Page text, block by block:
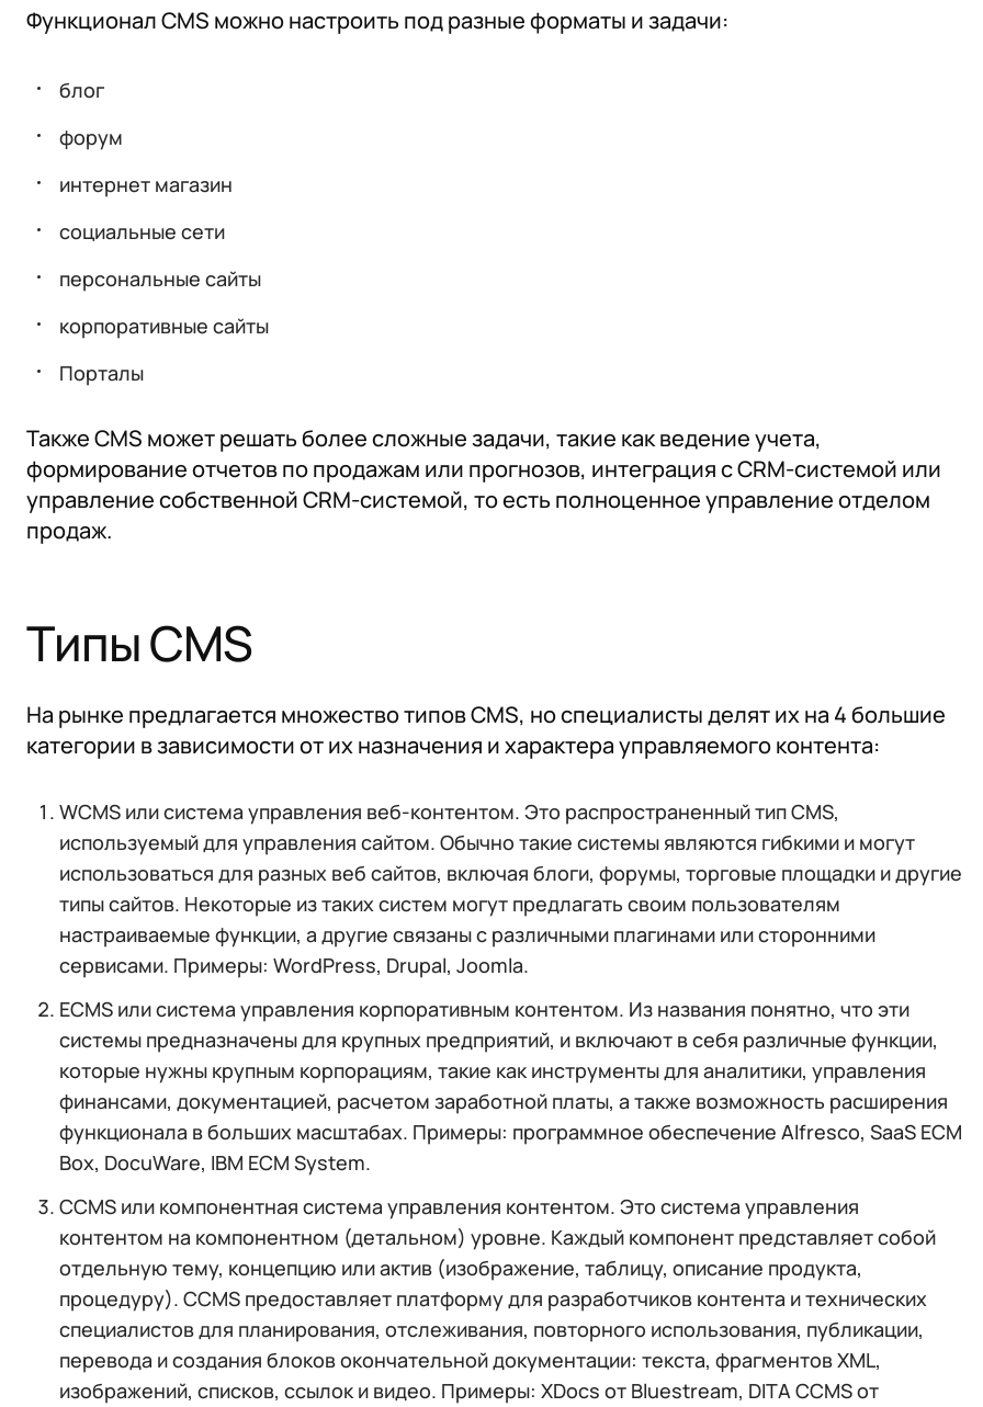
Функционал CMS можно настроить под разные форматы и задачи:
блог
форум
интернет магазин
социальные сети
персональные сайты
корпоративные сайты
Порталы
Также CMS может решать более сложные задачи, такие как ведение учета,
формирование отчетов по продажам или прогнозов, интеграция с CRM-системой или
управление собственной CRM-системой, то есть полноценное управление отделом
продаж.
Типы CMS
На рынке предлагается множество типов CMS, но специалисты делят их на 4 большие
категории в зависимости от их назначения и характера управляемого контента:
WCMS или система управления веб-контентом. Это распространенный тип CMS,
используемый для управления сайтом. Обычно такие системы являются гибкими и могут
использоваться для разных веб сайтов, включая блоги, форумы, торговые площадки и другие
типы сайтов. Некоторые из таких систем могут предлагать своим пользователям
настраиваемые функции, а другие связаны с различными плагинами или сторонними
сервисами. Примеры: WordPress, Drupal, Joomla.
ECMS или система управления корпоративным контентом. Из названия понятно, что эти
системы предназначены для крупных предприятий, и включают в себя различные функции,
которые нужны крупным корпорациям, такие как инструменты для аналитики, управления
финансами, документацией, расчетом заработной платы, а также возможность расширения
функционала в больших масштабах. Примеры: программное обеспечение Alfresco, SaaS ECM
Box, DocuWare, IBM ECM System.
CCMS или компонентная система управления контентом. Это система управления
контентом на компонентном (детальном) уровне. Каждый компонент представляет собой
отдельную тему, концепцию или актив (изображение, таблицу, описание продукта,
процедуру). CCMS предоставляет платформу для разработчиков контента и технических
специалистов для планирования, отслеживания, повторного использования, публикации,
перевода и создания блоков окончательной документации: текста, фрагментов XML,
изображений, списков, ссылок и видео. Примеры: XDocs от Bluestream, DITA CCMS от